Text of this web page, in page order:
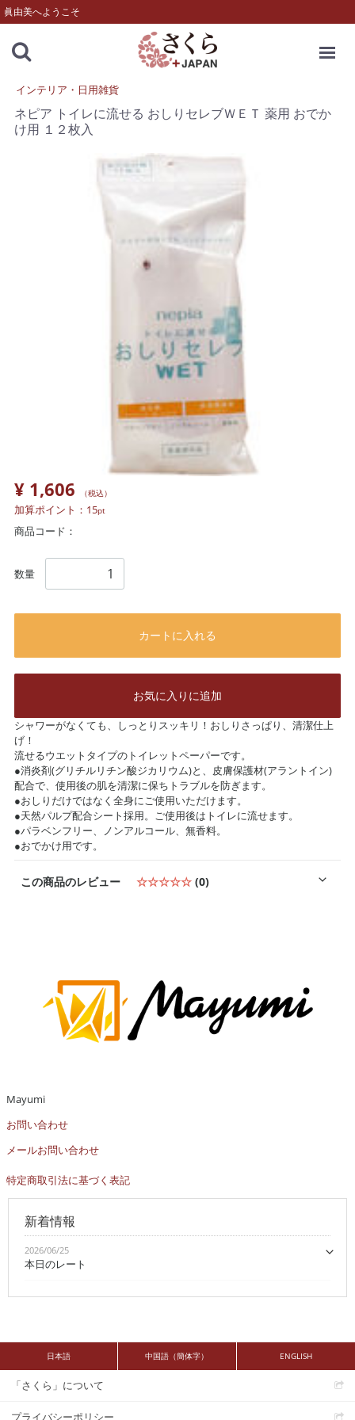
眞由美へようこそ
インテリア・日用雑貨
ネピア トイレに流せる おしりセレブＷＥＴ 薬用 おでか
け用 １２枚入
¥ 1,606 （税込）
加算ポイント： 15pt
商品コード：
数量
カートに入れる
お気に入りに追加
シャワーがなくても、しっとりスッキリ！おしりさっぱり、清潔仕上
げ！
流せるウエットタイプのトイレットペーパーです。
●消炎剤(グリチルリチン酸ジカリウム)と、皮膚保護材(アラントイン)
配合で、使用後の肌を清潔に保ちトラブルを防ぎます。
●おしりだけではなく全身にご使用いただけます。
●天然パルプ配合シート採用。ご使用後はトイレに流せます。
●パラベンフリー、ノンアルコール、無香料。
●おでかけ用です。
この商品のレビュー ☆☆☆☆☆ (0)
Mayumi
お問い合わせ
メールお問い合わせ
特定商取引法に基づく表記
新着情報
2026/06/25
本日のレート
日本語 中国語（簡体字） ENGLISH
「さくら」について